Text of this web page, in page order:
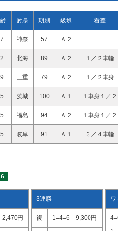
府県 期別 級班 着差
神奈 57 Ａ２
北海 89 Ａ２ １／２車輪
三重 79 Ａ２ １／２車身
茨城 100 Ａ１ １車身１／２
福島 94 Ａ２ １車身１／２
岐阜 91 Ａ１ ３／４車輪
6
2,470円
3連勝
複 1=4=6 9,300円
ワイ
4=6